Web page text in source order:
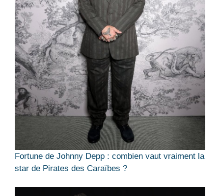
Fortune de Johnny Depp : combien vaut vraiment la
star de Pirates des Caraïbes ?